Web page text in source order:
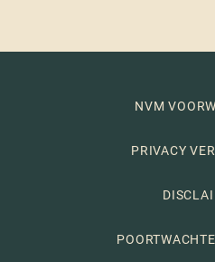
NVM
PRIVACY